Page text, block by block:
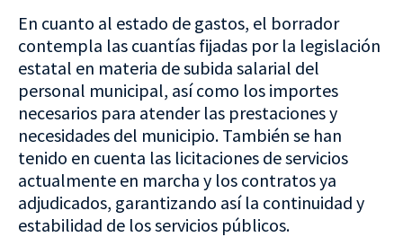
En cuanto al estado de gastos, el borrador
contempla las cuantías fijadas por la legislación
estatal en materia de subida salarial del
personal municipal, así como los importes
necesarios para atender las prestaciones y
necesidades del municipio. También se han
tenido en cuenta las licitaciones de servicios
actualmente en marcha y los contratos ya
adjudicados, garantizando así la continuidad y
estabilidad de los servicios públicos.